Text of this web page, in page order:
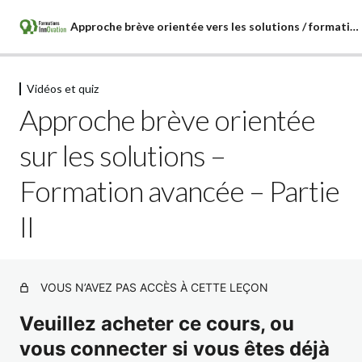
Approche brève orientée vers les solutions / formation avancée
Vidéos et quiz
Approche brève orientée vers les solutions – Formation
avancée – Partie I
avancée – Partie II
avancée – Partie IV
Approche brève orientée vers les solutions – Formation
avancée – Partie V
Vidéos et quiz
Approche brève orientée
sur les solutions –
Formation avancée – Partie
II
VOUS N’AVEZ PAS ACCÈS À CETTE LEÇON
Veuillez acheter ce cours, ou
vous connecter si vous êtes déjà